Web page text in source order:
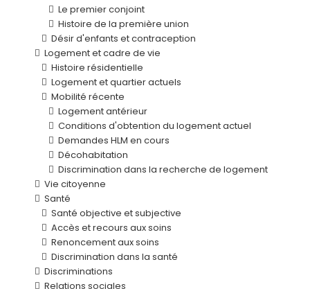
Le premier conjoint
Histoire de la première union
Désir d'enfants et contraception
Logement et cadre de vie
Histoire résidentielle
Logement et quartier actuels
Mobilité récente
Logement antérieur
Conditions d'obtention du logement actuel
Demandes HLM en cours
Décohabitation
Discrimination dans la recherche de logement
Vie citoyenne
Santé
Santé objective et subjective
Accès et recours aux soins
Renoncement aux soins
Discrimination dans la santé
Discriminations
Relations sociales